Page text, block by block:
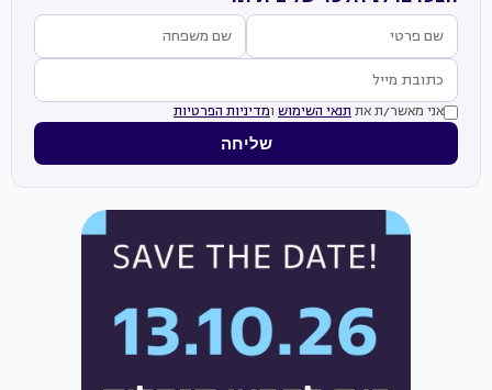
אני מאשר/ת את תנאי השימוש ומדיניות הפרטיות
שליחה